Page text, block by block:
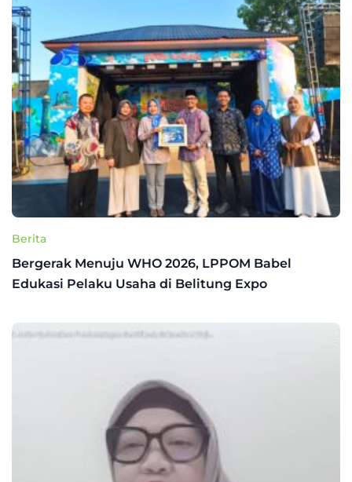
Berita
Bergerak Menuju WHO 2026, LPPOM Babel
Edukasi Pelaku Usaha di Belitung Expo